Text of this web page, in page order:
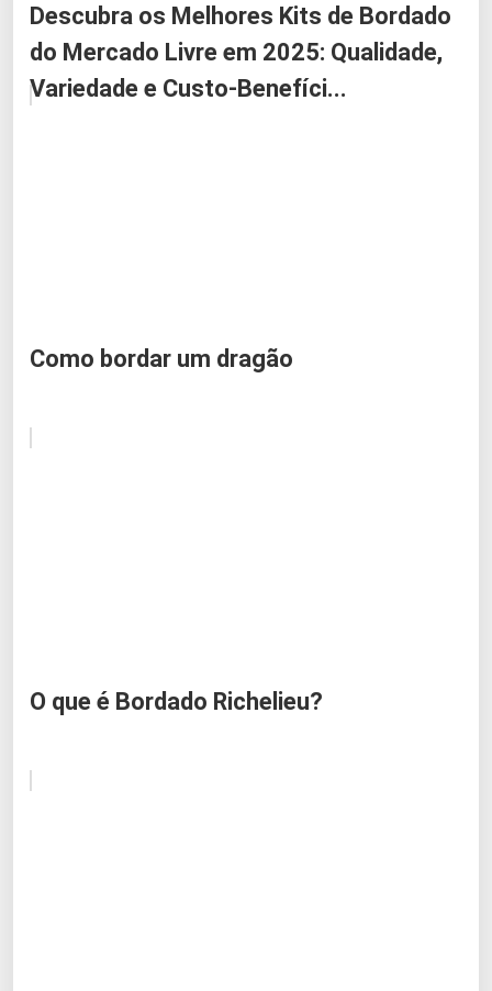
Descubra os Melhores Kits de Bordado
do Mercado Livre em 2025: Qualidade,
Variedade e Custo-Benefíci...
Como bordar um dragão
O que é Bordado Richelieu?